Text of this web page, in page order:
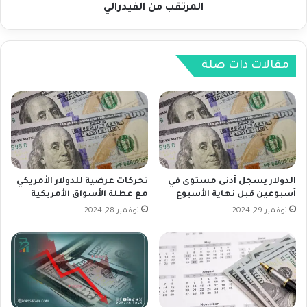
م
س
ق
ب
ا
ج
ت
م
ا
ا
ل
ف
ي
د
و
س
ط
ج
ل
ح
و
ل
ح
م
خ
ف
ض
ا
المرتقب من الفيدرالي
مقالات ذات صلة
الدولار يسجل أدنى مستوى في
أسبوعين قبل نهاية الأسبوع
نوفمبر 29, 2024
تحركات عرضية للدولار الأمريكي
مع عطلة الأسواق الأمريكية
نوفمبر 28, 2024